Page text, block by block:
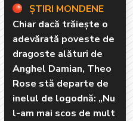
ȘTIRI MONDENE
Chiar dacă trăiește o
adevărată poveste de
dragoste alături de
Anghel Damian, Theo
Rose stă departe de
inelul de logodnă: „Nu
l-am mai scos de mult